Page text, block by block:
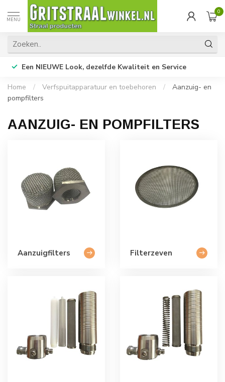
MENU
0
Een NIEUWE Look, dezelfde Kwaliteit en Service
Home / Verfspuitapparatuur en toebehoren /
Aanzuig- en
pompfilters
AANZUIG- EN POMPFILTERS
Aanzuigfilters Filterzeven